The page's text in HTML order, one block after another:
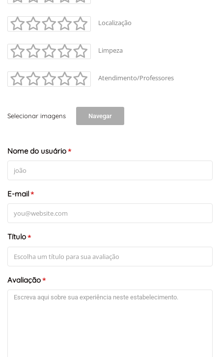
Localização
Limpeza
Atendimento/Professores
Selecionar imagens Navegar
Nome do usuário*
E-mail*
Título*
Avaliação*